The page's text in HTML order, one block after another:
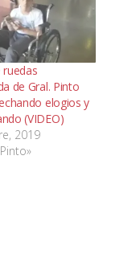
ruedas
de Gral. Pinto
elogios y
(VIDEO)
2019